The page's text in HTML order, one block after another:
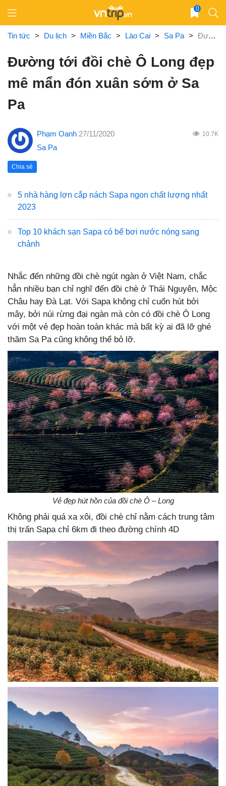
content
0
Tin tức > Du lịch > Miền Bắc > Lào Cai > Sa Pa > Đường tới đồi chè Ô Long đẹp mê mẩn đón xuân sớm ở Sa Pa
Đường tới đồi chè Ô Long đẹp
mê mẩn đón xuân sớm ở Sa
Pa
Phạm Oanh 27/11/2020 10.7K
Sa Pa
Chia sẻ
5 nhà hàng lợn cắp nách Sapa ngon chất lượng nhất
2023
Top 10 khách sạn Sapa có bể bơi nước nóng sang
chảnh
Nhắc đến những đồi chè ngút ngàn ở Việt Nam, chắc
hẳn nhiều bạn chỉ nghĩ đến đồi chè ở Thái Nguyên, Mộc
Châu hay Đà Lạt. Với Sapa không chỉ cuốn hút bởi
mây, bởi núi rừng đại ngàn mà còn có đồi chè Ô Long
với một vẻ đẹp hoàn toàn khác mà bất kỳ ai đã lỡ ghé
thăm Sa Pa cũng không thể bỏ lỡ.
Vẻ đẹp hút hồn của đồi chè Ô – Long
Không phải quá xa xôi, đồi chè chỉ nằm cách trung tâm
thị trấn Sapa chỉ 6km đi theo đường chính 4D